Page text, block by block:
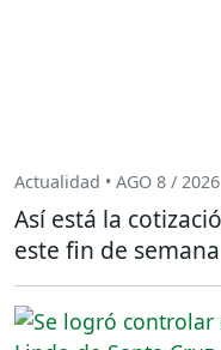
Actualidad • AGO 8 / 2026
Así está la
este fin de semana